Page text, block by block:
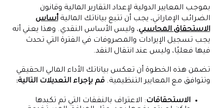
بموجب المعايير الدولية لإعداد التقارير المالية وقانون
الضرائب الإماراتي، يجب أن تتبع بياناتك الماليةأساس
الاستحقاق المحاسبي، وليس الأساس النقدي. وهذا يعني أنه
يجب تسجيل الإيرادات والمصروفات في الفترة التي تحدث
فيها فعليًا، وليس عند انتقال النقد.
تضمن هذه الخطوة أن تعكس بياناتك الأداء المالي الحقيقي
وتتوافق مع المعايير التنظيمية.قم بإجراء التعديلات التالية:
الاستحقاقات: الاعتراف بالنفقات التي تم تكبدها